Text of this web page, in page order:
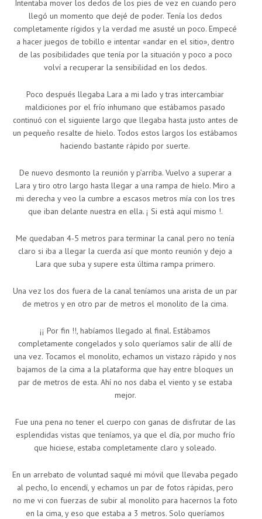
Intentaba mover los dedos de los pies de vez en cuando pero
llegó un momento que dejé de poder. Tenía los dedos
completamente rígidos y la verdad me asusté un poco. Empecé
a hacer juegos de tobillo e intentar «andar en el sitio», dentro
de las posibilidades que tenía por la situación y poco a poco
volví a recuperar la sensibilidad en los dedos.
Poco después llegaba Lara a mi lado y tras intercambiar
maldiciones por el frío inhumano que estábamos pasado
continuó con el siguiente largo que llegaba hasta justo antes de
un pequeño resalte de hielo. Todos estos largos los estábamos
haciendo bastante rápido por suerte.
De nuevo desmonto la reunión y p’arriba. Vuelvo a superar a
Lara y tiro otro largo hasta llegar a una rampa de hielo. Miro a
mi derecha y veo la cumbre a escasos metros mía con los tres
que iban delante nuestra en ella. ¡ Si está aquí mismo !.
Me quedaban 4-5 metros para terminar la canal pero no tenía
claro si iba a llegar la cuerda así que monto reunión y dejo a
Lara que suba y supere esta última rampa primero.
Una vez los dos fuera de la canal teníamos una arista de un par
de metros y en otro par de metros el monolito de la cima.
¡¡ Por fin !!, habíamos llegado al final. Estábamos
completamente congelados y solo queríamos salir de allí de
una vez. Tocamos el monolito, echamos un vistazo rápido y nos
bajamos de la cima a la plataforma que hay entre bloques un
par de metros de esta. Ahí no nos daba el viento y se estaba
mejor.
Fue una pena no tener el cuerpo con ganas de disfrutar de las
esplendidas vistas que teníamos, ya que el día, por mucho frío
que hiciese, estaba completamente claro y soleado.
En un arrebato de voluntad saqué mi móvil que llevaba pegado
al pecho, lo encendí, y echamos un par de fotos rápidas, pero
no me vi con fuerzas de subir al monolito para hacernos la foto
en la cima, y eso que estaba a 3 metros. Solo queríamos